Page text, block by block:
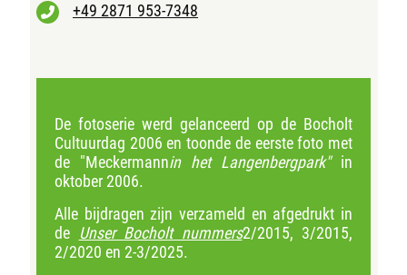
+49 2871 953-7348
De fotoserie werd gelanceerd op de Bocholt
Cultuurdag 2006 en toonde de eerste foto met
de "Meckermannin het Langenbergpark"in
oktober 2006.
Alle bijdragen zijn verzameld en afgedrukt in
de Unser Bocholt nummers2/2015, 3/2015,
2/2020 en 2-3/2025.